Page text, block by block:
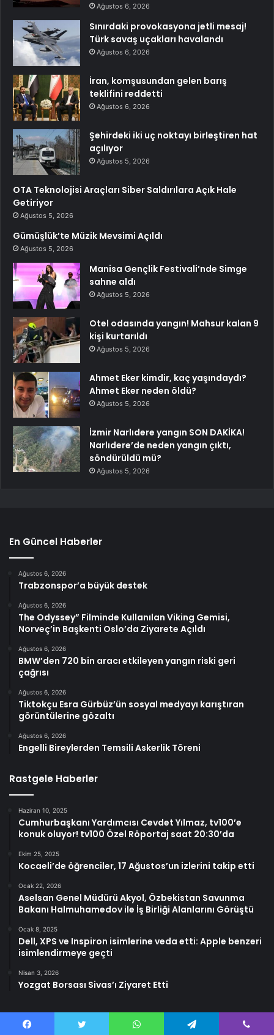
Ağustos 6, 2026
Sınırdaki provokasyona jetli mesaj!
Türk savaş uçakları havalandı
Ağustos 6, 2026
İran, komşusundan gelen barış
teklifini reddetti
Ağustos 6, 2026
Şehirdeki iki uç noktayı birleştiren hat
açılıyor
Ağustos 5, 2026
OTA Teknolojisi Araçları Siber Saldırılara Açık Hale
Getiriyor
Ağustos 5, 2026
Gümüşlük’te Müzik Mevsimi Açıldı
Ağustos 5, 2026
Manisa Gençlik Festivali’nde Simge
sahne aldı
Ağustos 5, 2026
Otel odasında yangın! Mahsur kalan 9
kişi kurtarıldı
Ağustos 5, 2026
Ahmet Eker kimdir, kaç yaşındaydı?
Ahmet Eker neden öldü?
Ağustos 5, 2026
İzmir Narlıdere yangın SON DAKİKA!
Narlıdere’de neden yangın çıktı,
söndürüldü mü?
Ağustos 5, 2026
En Güncel Haberler
Ağustos 6, 2026
Trabzonspor’a büyük destek
Ağustos 6, 2026
The Odyssey” Filminde Kullanılan Viking Gemisi,
Norveç’in Başkenti Oslo’da Ziyarete Açıldı
Ağustos 6, 2026
BMW’den 720 bin aracı etkileyen yangın riski geri
çağrısı
Ağustos 6, 2026
Tiktokçu Esra Gürbüz’ün sosyal medyayı karıştıran
görüntülerine gözaltı
Ağustos 6, 2026
Engelli Bireylerden Temsili Askerlik Töreni
Rastgele Haberler
Haziran 10, 2025
Cumhurbaşkanı Yardımcısı Cevdet Yılmaz, tv100’e
konuk oluyor! tv100 Özel Röportaj saat 20:30’da
Ekim 25, 2025
Kocaeli’de öğrenciler, 17 Ağustos’un izlerini takip etti
Ocak 22, 2026
Aselsan Genel Müdürü Akyol, Özbekistan Savunma
Bakanı Halmuhamedov ile İş Birliği Alanlarını Görüştü
Ocak 8, 2025
Dell, XPS ve Inspiron isimlerine veda etti: Apple benzeri
isimlendirmeye geçti
Nisan 3, 2026
Yozgat Borsası Sivas’ı Ziyaret Etti